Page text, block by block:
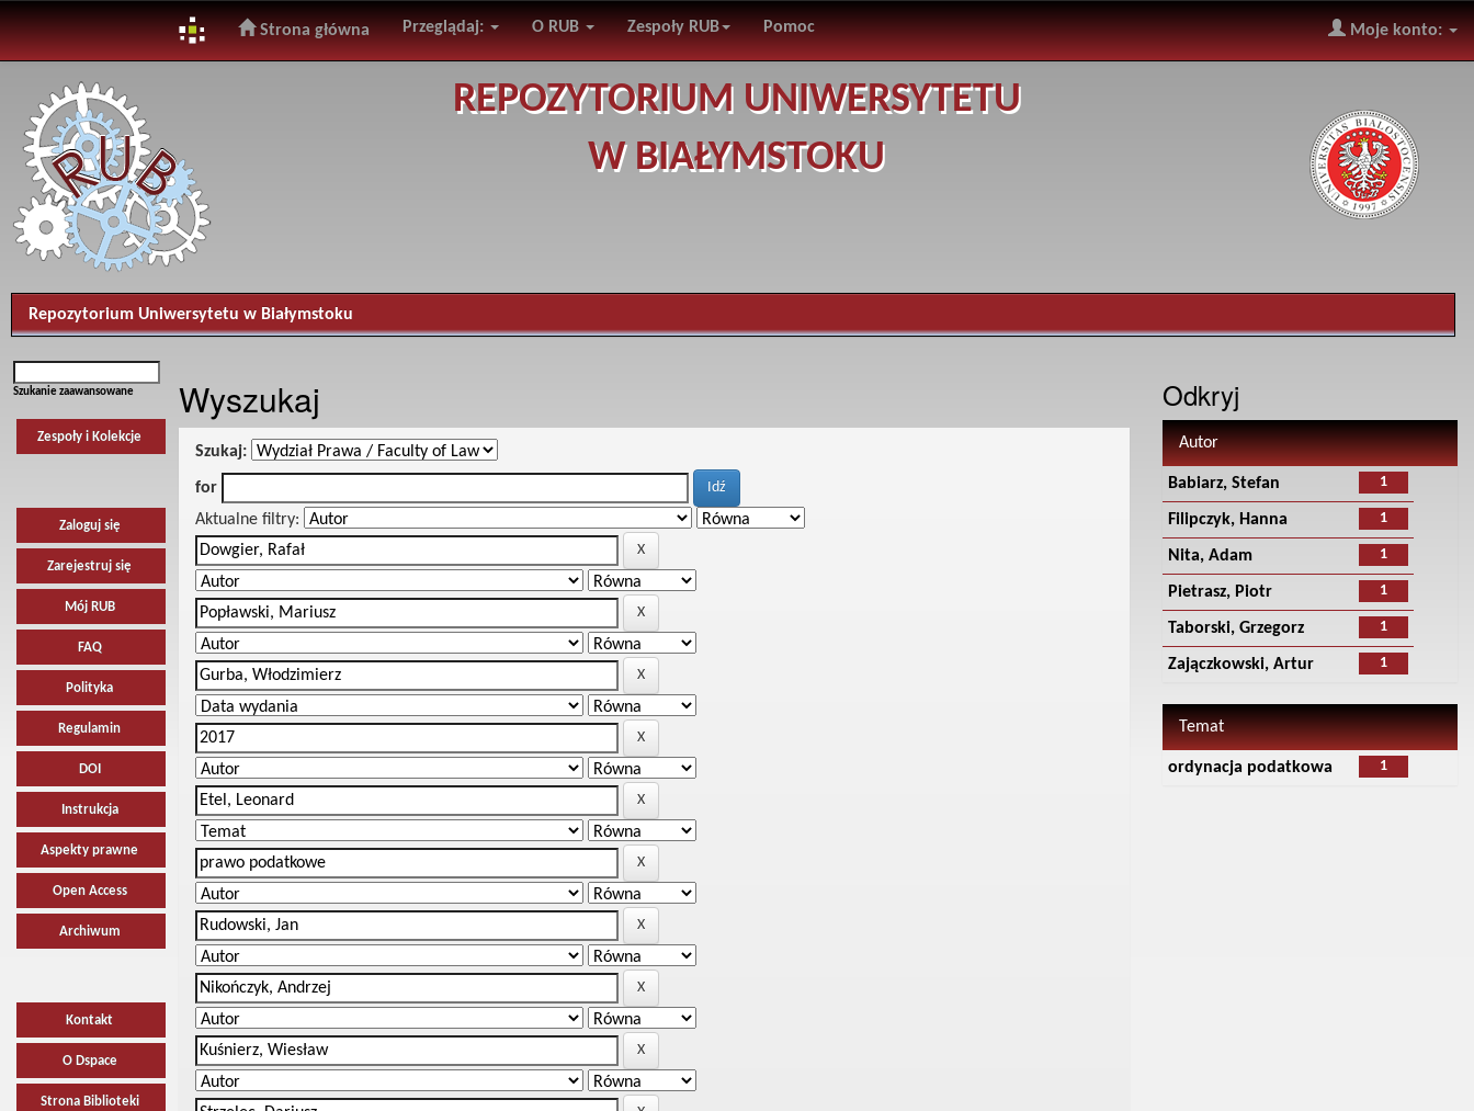
navigation
Strona główna Przeglądaj: O RUB Zespoły RUB Pomoc Moje konto:
REPOZYTORIUM UNIWERSYTETU
W BIAŁYMSTOKU
Repozytorium Uniwersytetu w Białymstoku
Szukanie zaawansowane
Zespoły i Kolekcje
Zaloguj się
Zarejestruj się
Mój RUB
FAQ
Polityka
Regulamin
DOI
Instrukcja
Aspekty prawne
Open Access
Archiwum
Kontakt
O Dspace
Strona Biblioteki
Wyszukaj
Szukaj:
for
Aktualne filtry:
Odkryj
Autor
1
Babiarz, Stefan
1
Filipczyk, Hanna
1
Nita, Adam
1
Pietrasz, Piotr
1
Taborski, Grzegorz
1
Zajączkowski, Artur
Temat
1
ordynacja podatkowa